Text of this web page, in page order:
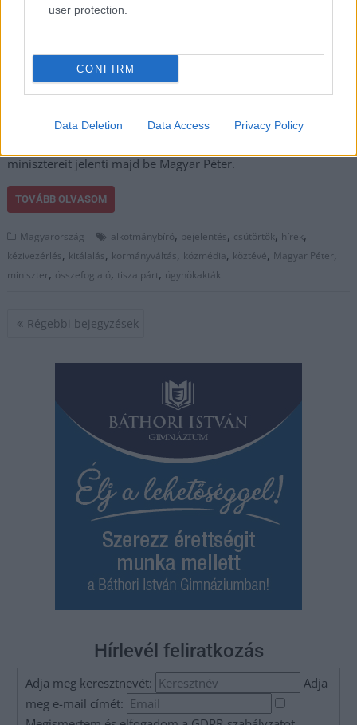
user protection.
CONFIRM
Data Deletion Data Access Privacy Policy
Kitálalt egy korábban kilépett köztévés, de azt is
minisztereit jelenti majd be Magyar Péter.
TOVÁBB OLVASOM
Magyarország alkotmánybíró, bejelentés, csütörtök, hírek,
kézivezérlés, kitálalás, kormányváltás, közmédia, köztévé, Magyar Péter,
miniszter, összefoglaló, tisza párt, ügynökakták
Bejegyzés
Régebbi bejegyzések
Hírlevél feliratkozás
Adja meg keresztnevét:
Adja
meg e-mail címét: